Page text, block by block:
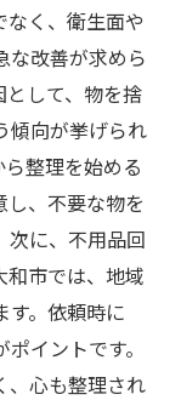
く、衛生面や
な改善が求めら
して、物を捨
傾向が挙げられ
整理を始める
し、不要な物を
次に、不用品回
和市では、地域
す。依頼時に
イントです。
、心も整理され